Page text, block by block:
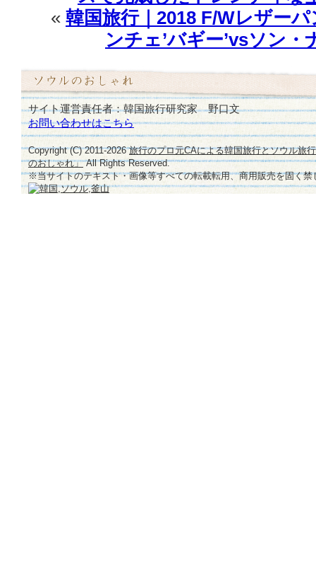
« 韓国旅行｜2018 F/Wレザー
ンチェ’バギー’vsソン・
サイト運営責任者：韓国旅行研究家 野口文
お問い合わせはこちら
Copyright (C) 2011-2026旅行のプロ元CAによる韓国旅行とソウル旅
のおしゃれ」All Rights Reserved.
※当サイトのテキスト・画像等すべての転載転用、商用販売を固く禁